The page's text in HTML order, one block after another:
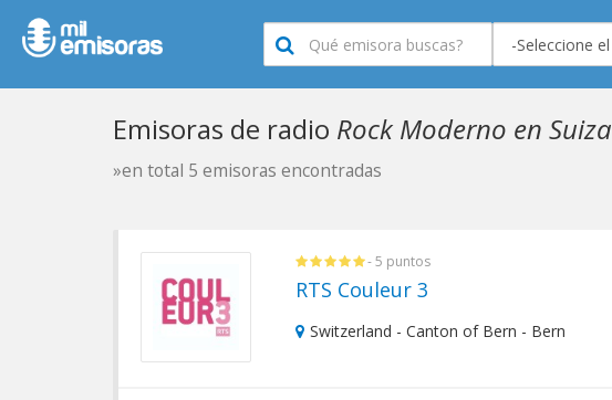
Emisoras de radio Rock Moderno en Suiza
»en total 5 emisoras encontradas
- 5 puntos
RTS Couleur 3
Switzerland - Canton of Bern - Bern